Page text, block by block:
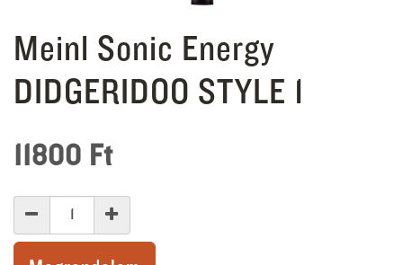
Meinl Sonic Energy
DIDGERIDOO STYLE 1
11800 Ft